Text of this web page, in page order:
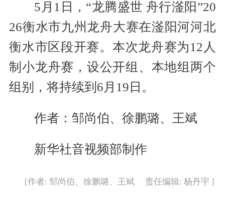
5月1日，“龙腾盛世 舟行滏阳”20
26衡水市九州龙舟大赛在滏阳河河北
衡水市区段开赛。本次龙舟赛为12人
制小龙舟赛，设公开组、本地组两个
组别，将持续到6月19日。
作者：邹尚伯、徐鹏璐、王斌
新华社音视频部制作
[作者: 邹尚伯、徐鹏璐、王斌 责任编辑: 杨丹宇 ]